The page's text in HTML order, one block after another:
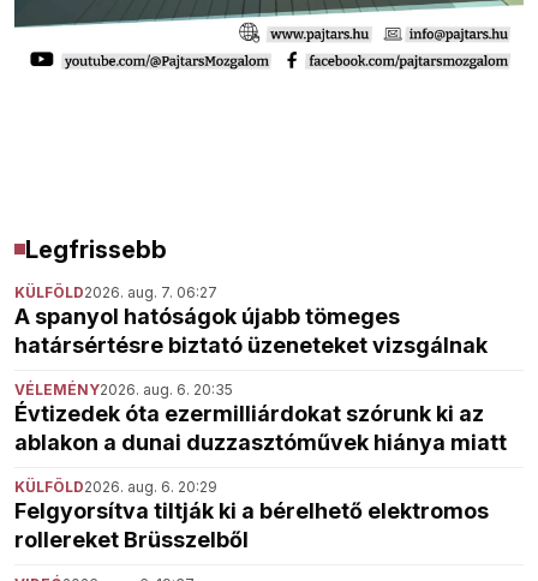
Legfrissebb
KÜLFÖLD2026. aug. 7. 06:27
A spanyol hatóságok újabb tömeges
határsértésre biztató üzeneteket vizsgálnak
VÉLEMÉNY2026. aug. 6. 20:35
Évtizedek óta ezermilliárdokat szórunk ki az
ablakon a dunai duzzasztóművek hiánya miatt
KÜLFÖLD2026. aug. 6. 20:29
Felgyorsítva tiltják ki a bérelhető elektromos
rollereket Brüsszelből